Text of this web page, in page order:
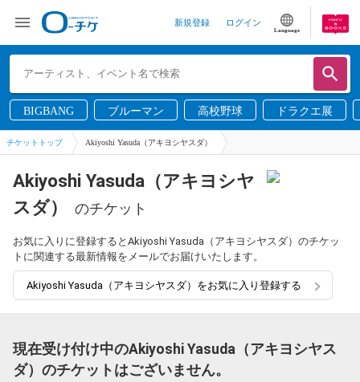
新規登録 ログイン
Language
BIGBANG ブルーマン 高校野球 ドラクエ展
チケットトップ Akiyoshi Yasuda（アキヨシヤスダ）
Akiyoshi Yasuda（アキヨシヤ
スダ）
のチケット
お気に入りに登録するとAkiyoshi Yasuda（アキヨシヤスダ）のチケッ
トに関連する最新情報をメールでお届けいたします。
Akiyoshi Yasuda（アキヨシヤスダ）をお気に入り登録する
現在受け付け中のAkiyoshi Yasuda（アキヨシヤス
ダ）のチケットはございません。